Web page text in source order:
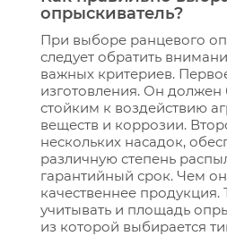
опрыскиватель?
При выборе ранцевого
следует обратить
важных критериев.
изготовления. Он
стойким к воздействию
веществ и коррозии.
нескольких насадок,
различную степень
гарантийный срок. Чем
качественнее
учитывать и площадь
из которой выбирается